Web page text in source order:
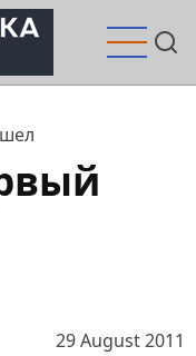
29 August 2011